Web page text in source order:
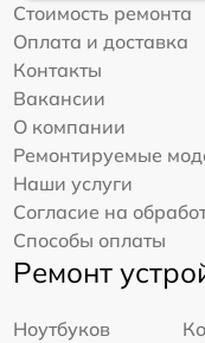
Стоимость ремонта
Оплата и доставка
Контакты
Вакансии
О компании
Ремонтируемые
Наши услуги
Согласие на
Способы оплаты
Ремонт
Ноутбуков